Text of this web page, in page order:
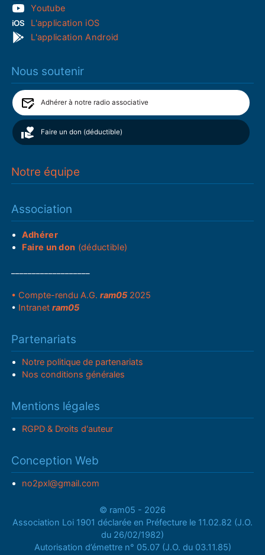
Youtube
L'application iOS
L'application Android
Nous soutenir
Adhérer à notre radio associative
Faire un don (déductible)
Notre équipe
Association
Adhérer
Faire un don (déductible)
• Compte-rendu A.G.ram05 2025
• Intranetram05
Partenariats
Notre politique de partenariats
Nos conditions générales
Mentions légales
RGPD & Droits d'auteur
Conception Web
no2pxl@gmail.com
© ram05 - 2026
Association Loi 1901 déclarée en Préfecture le 11.02.82 (J.O.
du 26/02/1982)
Autorisation d’émettre n° 05.07 (J.O. du 03.11.85)